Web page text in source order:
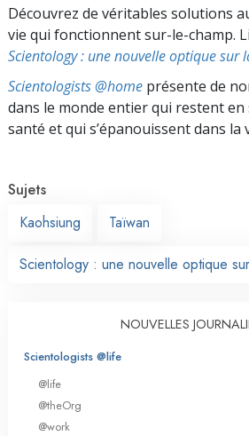
Découvrez de véritables solutions
vie qui fonctionnent sur-le-champ.
Scientology : une nouvelle optique sur
Scientologists @home présente de
dans le monde entier qui restent
santé et qui s’épanouissent dans la
Sujets
Kaohsiung
Taïwan
Scientology : une nouvelle optique
NOUVELLES
Scientologists @life
@life
@theOrg
@work